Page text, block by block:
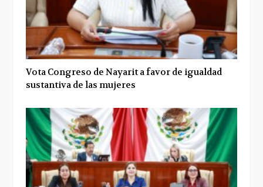
Vota Congreso de Nayarit a favor de igualdad
sustantiva de las mujeres